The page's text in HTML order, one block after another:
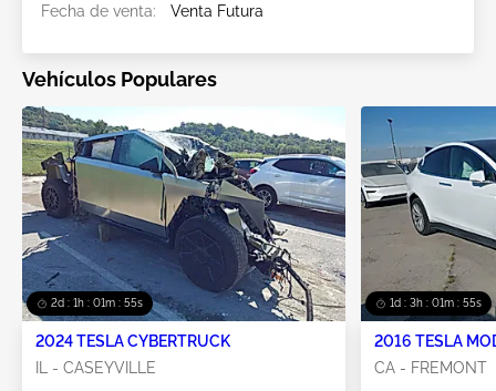
Fecha de venta:
Venta Futura
Vehículos Populares
2d : 1h : 01m : 54s
2024 TESLA CYBERTRUCK
IL - CASEYVILLE
1d : 3h : 01m : 54s
2016 TESLA
CA - FREMONT